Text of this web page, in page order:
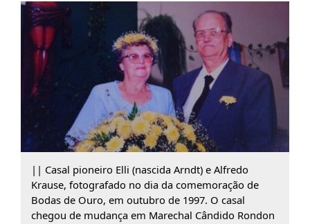
|| Casal pioneiro Elli (nascida Arndt) e Alfredo
Krause, fotografado no dia da comemoração de
Bodas de Ouro, em outubro de 1997. O casal
chegou de mudança em Marechal Cândido Rondon